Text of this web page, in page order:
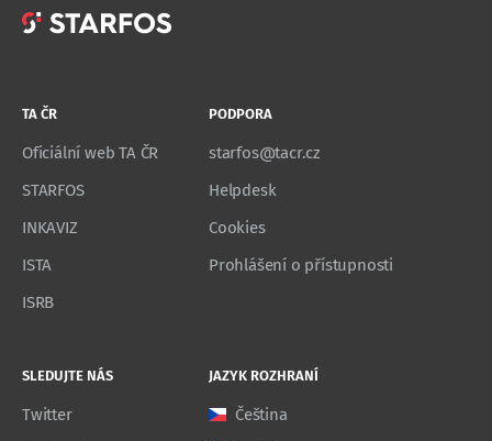
TA ČR
Oficiální web TA ČR
STARFOS
INKAVIZ
ISTA
ISRB
PODPORA
starfos@tacr.cz
Helpdesk
Cookies
Prohlášení o přístupnosti
SLEDUJTE NÁS
Twitter
JAZYK ROZHRANÍ
Čeština